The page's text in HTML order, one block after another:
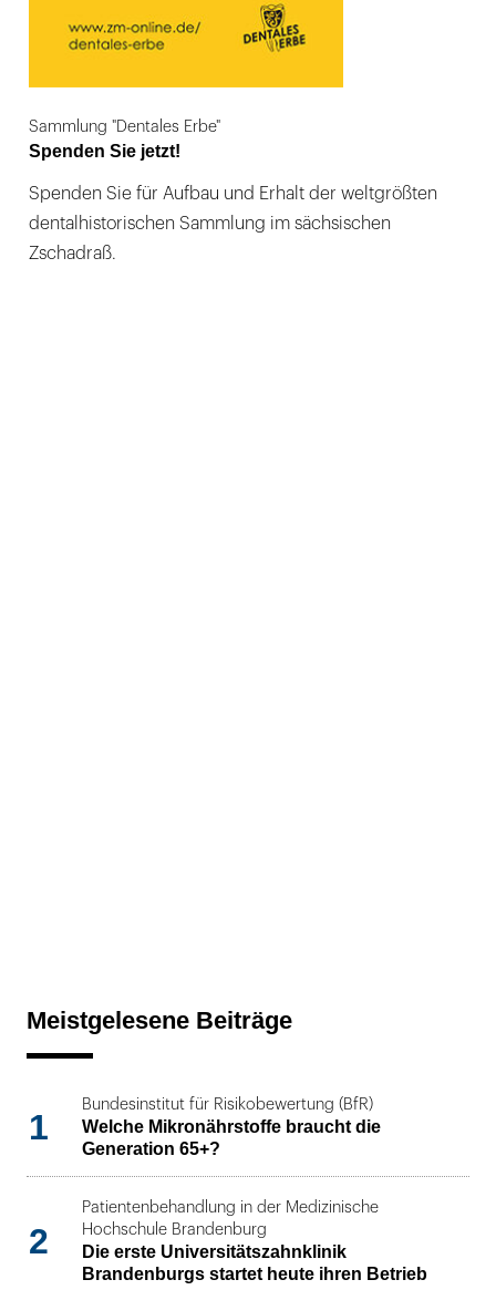
Sammlung "Dentales Erbe"
Spenden Sie jetzt!
Spenden Sie für Aufbau und Erhalt der weltgrößten
dentalhistorischen Sammlung im sächsischen
Zschadraß.
Meistgelesene Beiträge
1
Bundesinstitut für Risikobewertung (BfR)
Welche Mikronährstoffe braucht die
Generation 65+?
2
Patientenbehandlung in der Medizinische
Hochschule Brandenburg
Die erste Universitätszahnklinik
Brandenburgs startet heute ihren Betrieb